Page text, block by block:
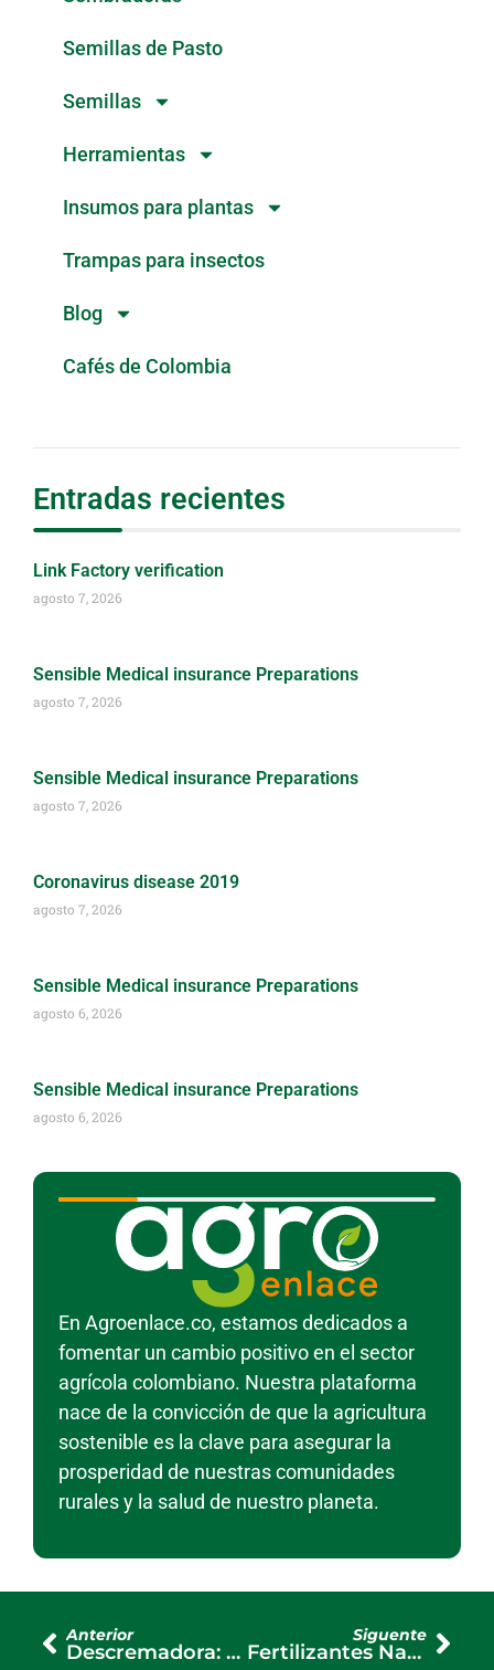
Semillas de Pasto
Semillas
Herramientas
Insumos para plantas
Trampas para insectos
Blog
Cafés de Colombia
Entradas recientes
Link Factory verification
agosto 7, 2026
Sensible Medical insurance Preparations
agosto 7, 2026
Sensible Medical insurance Preparations
agosto 7, 2026
Coronavirus disease 2019
agosto 7, 2026
Sensible Medical insurance Preparations
agosto 6, 2026
Sensible Medical insurance Preparations
agosto 6, 2026
En Agroenlace.co, estamos dedicados a
fomentar un cambio positivo en el sector
agrícola colombiano. Nuestra plataforma
nace de la convicción de que la agricultura
sostenible es la clave para asegurar la
prosperidad de nuestras comunidades
rurales y la salud de nuestro planeta.
Anterior
Descremadora: Mejorando la Eficiencia y Calidad en la Industria Láctea
Siguente
Fertilizantes Naturales: Beneficios y Aplicaciones en la Agricultura